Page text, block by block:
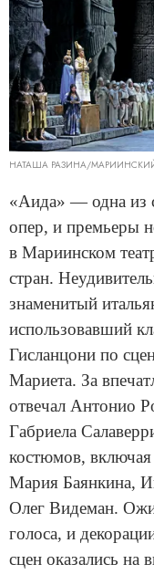
НАТАША РАЗИНА/МАРИИНСКИЙ
«Аида» — одна из
опер, и премьеры
в Мариинском
стран.
знаменитый
использовавший
Гисланцони по
Мариета. За
отвечал Антонио
Габриела
костюмов,
Мария Баянкина,
Олег Видеман.
голоса, и
сцен оказались на